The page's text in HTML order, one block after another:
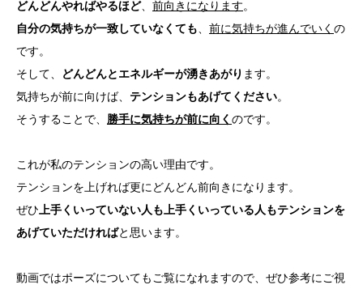
どんどんやればやるほど、 前向きになります。
自分の気持ちが一致していなくても
前に気持ちが進んでいく の
です。
そして、
どんどんとエネルギーが湧きあがり ます。
気持ちが前に向けば、 テンションもあげてください。
そうすることで、 勝手に気持ちが前に向く のです。
これが私のテンションの高い理由です。
テンションを上げれば更にどんどん前向きになります。
ぜひ 上手くいっていない人も上手くいっている人もテンションを
あげていただければと思います。
動画ではポーズについてもご覧になれますので、ぜひ参考にご視